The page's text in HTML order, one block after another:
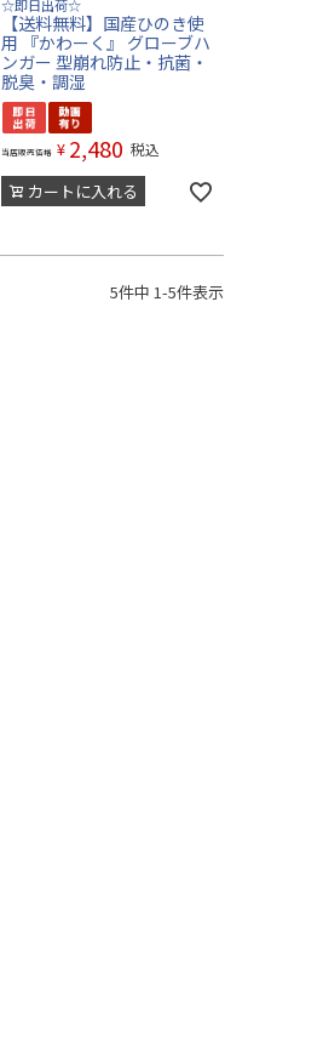
☆即日出荷☆
【送料無料】国産ひのき使
用 『かわーく』 グローブハ
ンガー 型崩れ防止・抗菌・
脱臭・調湿
当店販売価格 ¥ 2,480 税込
カートに入れる
5件中 1-5件表示